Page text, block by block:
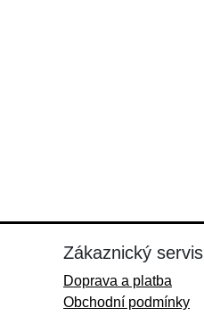
Zákaznický servis
Doprava a platba
Obchodní podmínky